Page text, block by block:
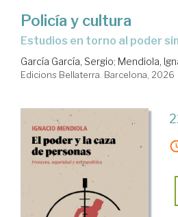
Policía y cultura
Estudios en torno al poder
García García, Sergio; Mendiola,
Edicions Bellaterra. Barcelona, 2026